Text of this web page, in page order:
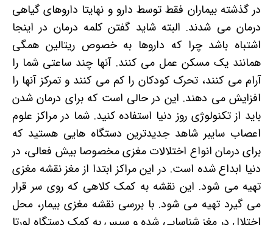
در گذشته بیماران فقط توسط دارو و نهایتا داروهای گیاهی
درمان می شدند. البته شاید گفتن کلمه درمان در اینجا
اشتباه باشد چرا که داروها به خصوص ریتالین همگی
همانند یک مسکن عمل می کنند. آنها چند ساعتی شما را
آرام می کنند، تحرک کودکان را کم می کنند و تمرکز آنها را
افزایش می دهند. این در حالی است که برای درمان شدن
باید از تکنولوژی روز دنیا استفاده کنید. شما در مراکز علوم
اعصاب سایبر شاهد جدیدترین دستگاه هایی هستید که
برای درمان انواع اختلالات مغزی مخصوصا بیش فعالی، در
دنیا ابداع شده است. در این مراکز ابتدا از مغز نقشه مغزی
تهیه می شود. این نقشه به کمک کلاهی که روی سر قرار
می گیرد تهیه می شود. با بررسی نقشه مغزی بیمار، محل